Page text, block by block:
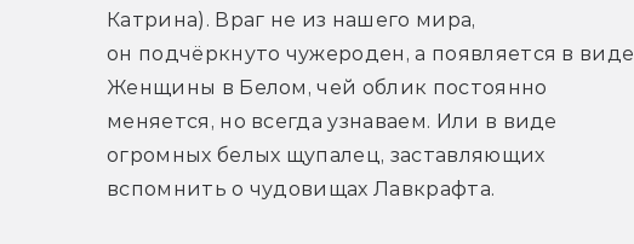
Катрина). Враг не из нашего мира,
он подчёркнуто чужероден, а появляется в виде
Женщины в Белом, чей облик постоянно
меняется, но всегда узнаваем. Или в виде
огромных белых щупалец, заставляющих
вспомнить о чудовищах Лавкрафта.